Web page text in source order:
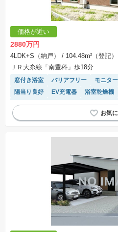
価格が近い
2880万円
4LDK+S（納戸）
/ 104.48m²（登記）
ＪＲ大糸線「南豊科」歩18分
窓付き浴室 バリアフリー
モニタ
陽当り良好
EV充電器 浴室乾燥機
トイレ2個以上
システムキッチン